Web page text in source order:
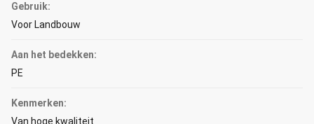
Gebruik:
Voor Landbouw
Aan het bedekken:
PE
Kenmerken:
Van hoge kwaliteit